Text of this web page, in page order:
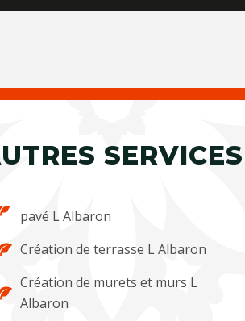
SERVICES
pavé L Albaron
Création de terrasse L Albaron
Création de murets et murs L
Albaron